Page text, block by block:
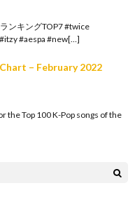
ンキングTOP7 #twice
#aespa #new[…]
– February 2022
the Top 100 K-Pop songs of the